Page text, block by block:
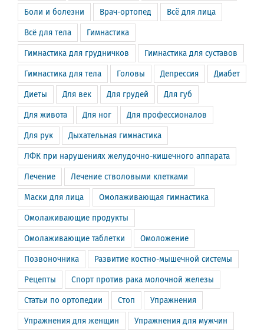
Боли и болезни Врач-ортопед Всё для лица
Всё для тела Гимнастика
Гимнастика для грудничков Гимнастика для суставов
Гимнастика для тела Головы Депрессия Диабет
Диеты Для век Для грудей Для губ
Для живота Для ног Для профессионалов
Для рук Дыхательная гимнастика
ЛФК при нарушениях желудочно-кишечного аппарата
Лечение Лечение стволовыми клетками
Маски для лица Омолаживающая гимнастика
Омолаживающие продукты
Омолаживающие таблетки Омоложение
Позвоночника Развитие костно-мышечной системы
Рецепты Спорт против рака молочной железы
Статьи по ортопедии Стоп Упражнения
Упражнения для женщин Упражнения для мужчин